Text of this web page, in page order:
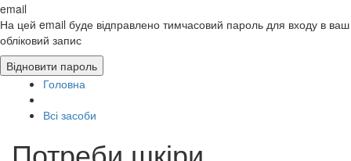
email
На цей email буде відправлено тимчасовий пароль для входу в ваш
обліковий запис
Відновити пароль
Головна
Всі засоби